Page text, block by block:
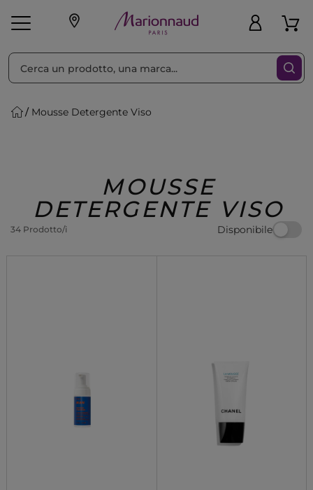
Make-up Profumi
Regalo
Mousse Detergente Viso
MOUSSE
DETERGENTE VISO
34 Prodotto/i Disponibile
Ordina per Filtra